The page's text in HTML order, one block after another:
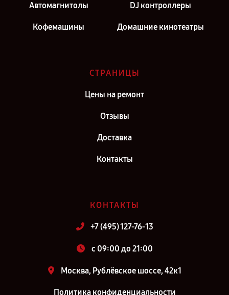
Автомагнитолы DJ контроллеры
Кофемашины Домашние кинотеатры
СТРАНИЦЫ
Цены на ремонт
Отзывы
Доставка
Контакты
КОНТАКТЫ
+7 (495) 127-76-13
c 09:00 до 21:00
Москва, Рублёвское шоссе, 42к1
Политика конфиденциальности